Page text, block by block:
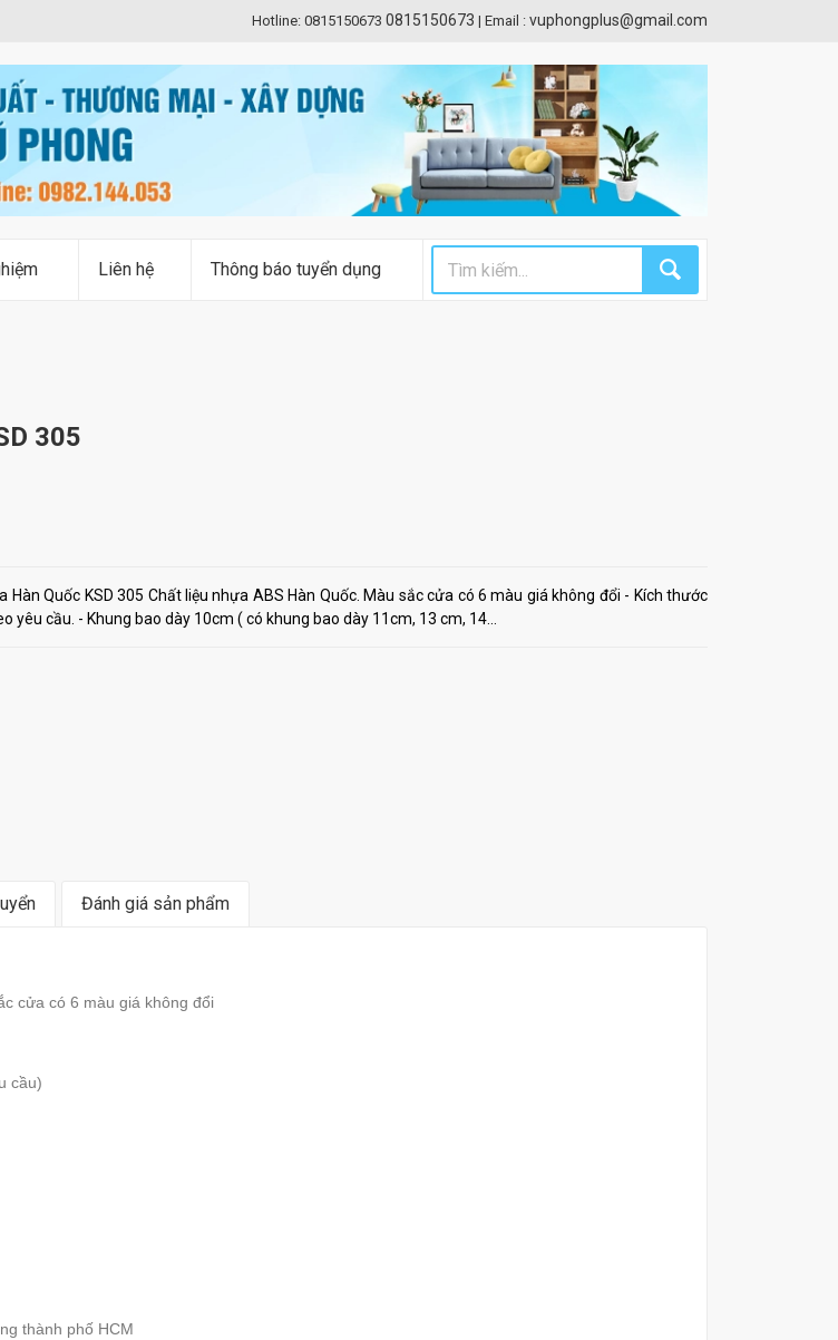
Hotline: 0815150673 0815150673 | Email : vuphongplus@gmail.com
Liên hệ Thông báo tuyển dụng
305
Hàn Quốc KSD 305 Chất liệu nhựa ABS Hàn Quốc. Màu sắc cửa có 6 màu giá không đổi - Kích thước
yêu cầu. - Khung bao dày 10cm ( có khung bao dày 11cm, 13 cm, 14...
Đánh giá sản phẩm
cửa có 6 màu giá không đổi
cầu)
thành phố HCM